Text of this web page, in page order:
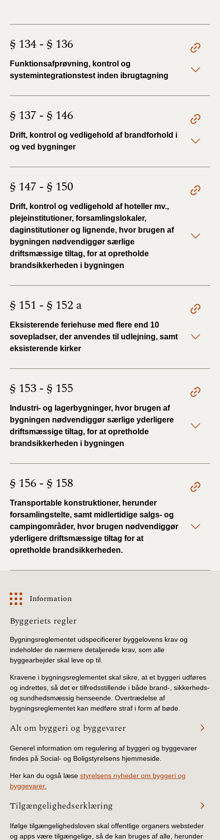
§ 134 - § 136
Funktionsafprøvning, kontrol og
systemintegrationstest inden ibrugtagning
§ 137 - § 146
Drift, kontrol og vedligehold af brandforhold i
og ved bygninger
§ 147 - § 150
Drift, kontrol og vedligehold af hoteller mv.,
plejeinstitutioner, forsamlingslokaler,
daginstitutioner og lignende, hvor brugen af
bygningen nødvendiggør særlige
driftsmæssige tiltag, for at opretholde
brandsikkerheden i bygningen
§ 151 - § 152 a
Eksisterende feriehuse med flere end 10
sovepladser, der anvendes til udlejning, samt
eksisterende kirker
§ 153 - § 155
Industri- og lagerbygninger, hvor brugen af
bygningen nødvendiggør særlige yderligere
driftsmæssige tiltag, for at opretholde
brandsikkerheden i bygningen
§ 156 - § 158
Transportable konstruktioner, herunder
forsamlingstelte, samt midlertidige salgs- og
campingområder, hvor brugen nødvendiggør
yderligere driftsmæssige tiltag for at
opretholde brandsikkerheden.
Information
Information
Byggeriets regler
Bygningsreglementet udspecificerer byggelovens krav og
indeholder de nærmere detaljerede krav, som alle
byggearbejder skal leve op til.
Kravene i bygningsreglementet skal sikre, at et byggeri udføres
og indrettes, så det er tilfredsstillende i både brand-, sikkerheds-
og sundhedsmæssig henseende. Overtrædelse af
bygningsreglementet kan medføre straf i form af bøde.
Alt om byggeri og byggevarer
Generel information om regulering af byggeri og byggevarer
findes på Social- og Boligstyrelsens hjemmeside.
Her kan du også læse styrelsens nyheder om byggeri og
byggevarer.
Tilgængelighedserklæring
Ifølge tilgængelighedsloven skal offentlige organers websteder
og apps være tilgængelige, så de kan bruges af alle, herunder